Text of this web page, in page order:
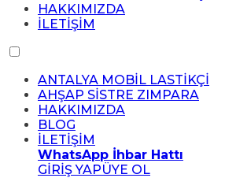
HAKKIMIZDA
İLETİŞİM
ANTALYA MOBİL LASTİKÇİ
AHŞAP SİSTRE ZIMPARA
HAKKIMIZDA
BLOG
İLETİŞİM
WhatsApp İhbar Hattı
GİRİŞ YAPÜYE OL